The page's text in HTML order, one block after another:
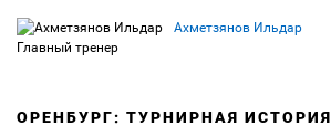
Ахметзянов Ильдар
Главный тренер
ОРЕНБУРГ: ТУРНИРНАЯ ИСТОРИЯ